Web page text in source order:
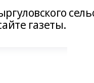
газеты.